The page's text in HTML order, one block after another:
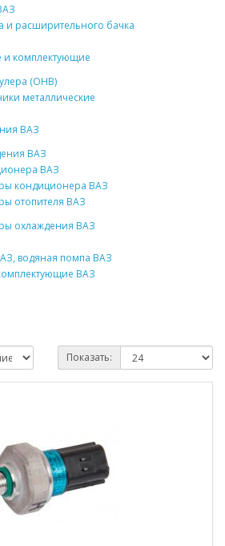
и расширительного бачка
и комплектующие
(ОНВ)
металлические
ВАЗ
ВАЗ
ВАЗ
кондиционера ВАЗ
отопителя ВАЗ
охлаждения ВАЗ
водяная помпа ВАЗ
ВАЗ
Показать: